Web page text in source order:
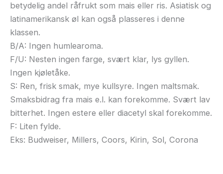
betydelig andel råfrukt som mais eller ris. Asiatisk og
latinamerikansk øl kan også plasseres i denne
klassen.
B/A: Ingen humlearoma.
F/U: Nesten ingen farge, svært klar, lys gyllen.
Ingen kjøletåke.
S: Ren, frisk smak, mye kullsyre. Ingen maltsmak.
Smaksbidrag fra mais e.l. kan forekomme. Svært lav
bitterhet. Ingen estere eller diacetyl skal forekomme.
F: Liten fylde.
Eks: Budweiser, Millers, Coors, Kirin, Sol, Corona